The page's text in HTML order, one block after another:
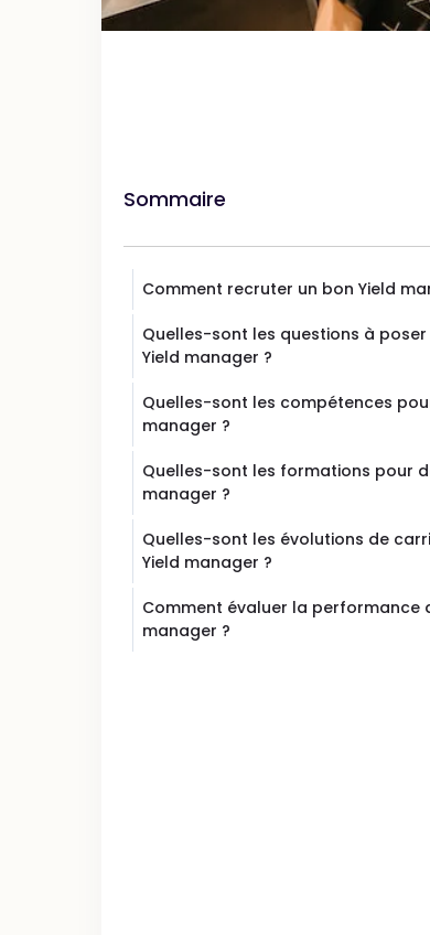
Sommaire
Comment recruter un bon Yield
Quelles-sont les questions à
Yield manager ?
Quelles-sont les compétences
manager ?
Quelles-sont les formations pour
manager ?
Quelles-sont les évolutions de
Yield manager ?
Comment évaluer la performance
manager ?